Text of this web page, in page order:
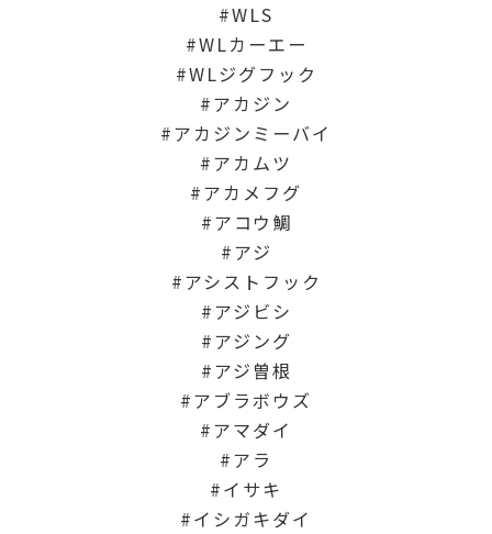
WLS
WLカーエー
WLジグフック
アカジン
アカジンミーバイ
アカムツ
アカメフグ
アコウ鯛
アジ
アシストフック
アジビシ
アジング
アジ曽根
アブラボウズ
アマダイ
アラ
イサキ
イシガキダイ